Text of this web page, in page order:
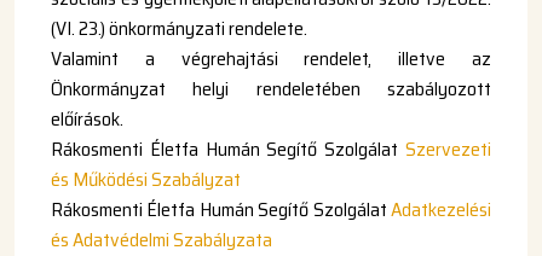
(VI. 23.) önkormányzati rendelete.
Valamint a végrehajtási rendelet, illetve az
Önkormányzat
helyi rendeletében szabályozott
előírások.
Rákosmenti Életfa Humán Segítő Szolgálat Szervezeti
és Működési Szabályzat
Rákosmenti Életfa Humán Segítő SzolgálatAdatkezelési
és Adatvédelmi Szabályzata